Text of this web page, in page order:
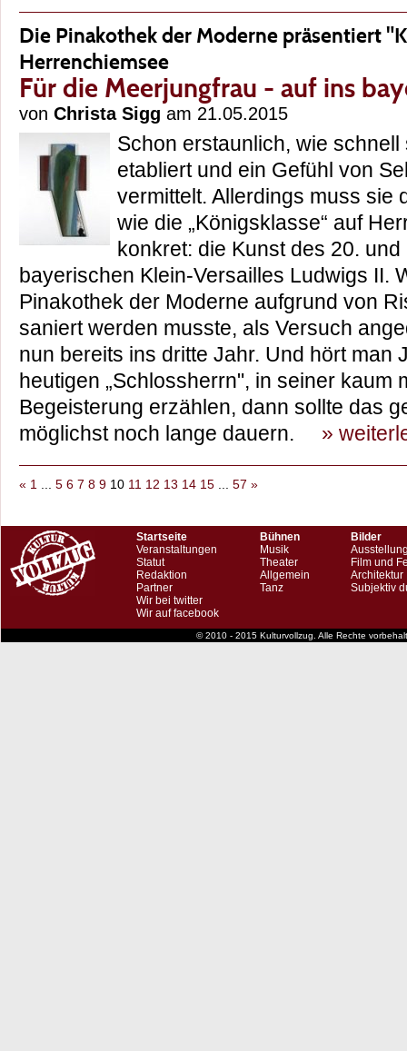
Die Pinakothek der Moderne präsentiert
Herrenchiemsee
Für die Meerjungfrau - auf ins
von Christa Sigg am 21.05.2015
Schon erstaunlich, wie
etabliert und ein Gefühl von
vermittelt. Allerdings muss sie
wie die „Königsklasse“ auf
konkret: die Kunst des 20.
bayerischen Klein-Versailles Ludwigs II.
Pinakothek der Moderne aufgrund von
saniert werden musste, als Versuch
nun bereits ins dritte Jahr. Und hört man
heutigen „Schlossherrn", in seiner kaum
Begeisterung erzählen, dann sollte das
möglichst noch lange dauern. »
« 1 ... 5 6 7 8 9 10 11 12 13 14 15 ... 57 »
Startseite
Veranstaltungen
Statut
Redaktion
Partner
Wir bei twitter
Wir auf facebook
Bühnen
Musik
Theater
Allgemein
Tanz
Bilder
Film und
Architektur
Subjektiv
© 2010 - 2015 Kulturvollzug. Alle Rechte